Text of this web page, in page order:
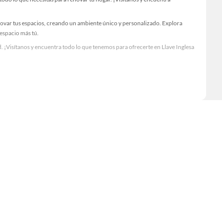
tus espacios, creando un ambiente único y personalizado. Explora
más tú.
y encuentra todo lo que tenemos para ofrecerte en Llave Inglesa
y descubre todo lo que tenemos para ofrecerte!